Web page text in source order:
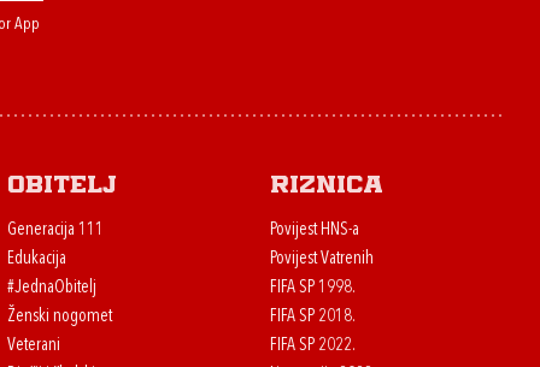
App
Obitelj
Generacija 111
Edukacija
#JednaObitelj
Ženski nogomet
Veterani
Riznica
Povijest HNS-a
Povijest Vatrenih
FIFA SP 1998.
FIFA SP 2018.
FIFA SP 2022.